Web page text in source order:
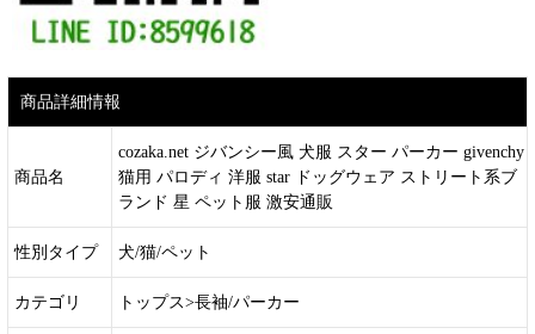
商品詳細情報
商品名
cozaka.net ジバンシー風 犬服 スター パーカー givenchy
猫用 パロディ 洋服 star ドッグウェア ストリート系ブ
ランド 星 ペット服 激安通販
性別タイプ 犬/猫/ペット
カテゴリ トップス>長袖/パーカー